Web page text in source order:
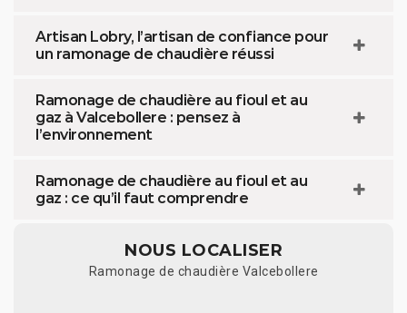
Artisan Lobry, l’artisan de confiance pour
un ramonage de chaudière réussi
Ramonage de chaudière au fioul et au
gaz à Valcebollere : pensez à
l’environnement
Ramonage de chaudière au fioul et au
gaz : ce qu’il faut comprendre
NOUS LOCALISER
Ramonage de chaudière Valcebollere